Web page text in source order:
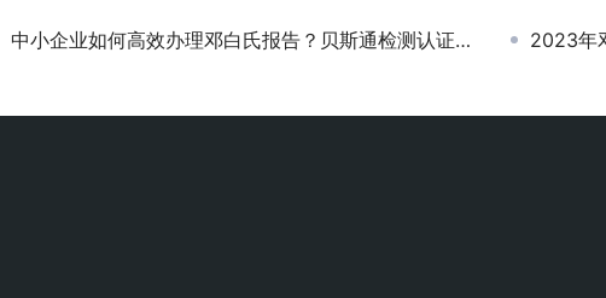
中小企业如何高效办理邓白氏报告？贝斯通检测认证中心专业指南 2023年